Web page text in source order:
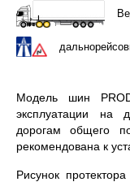
Модель шин
эксплуатации на
дорогам общего
рекомендована к
Рисунок